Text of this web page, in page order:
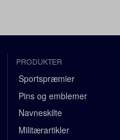
PRODUKTER
Sportspræmier
Pins og emblemer
Navneskilte
Militærartikler